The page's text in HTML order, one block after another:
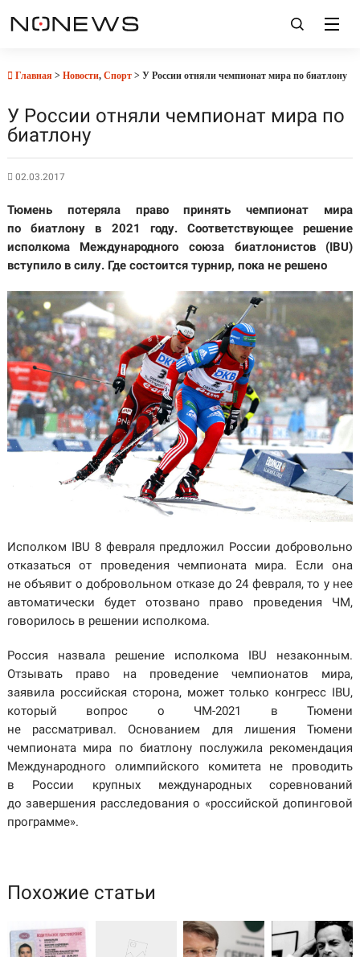
Главная > Новости, Спорт> У России отняли чемпионат мира по биатлону
У России отняли чемпионат мира по
биатлону
02.03.2017
Тюмень потеряла право принять чемпионат мира
по биатлону в 2021 году. Соответствующее решение
исполкома Международного союза биатлонистов (IBU)
вступило в силу. Где состоится турнир, пока не решено
Исполком IBU 8 февраля предложил России добровольно
отказаться от проведения чемпионата мира. Если она
не объявит о добровольном отказе до 24 февраля, то у нее
автоматически будет отозвано право проведения ЧМ,
говорилось в решении исполкома.
Россия назвала решение исполкома IBU незаконным.
Отзывать право на проведение чемпионатов мира,
заявила российская сторона, может только конгресс IBU,
который вопрос о ЧМ-2021 в Тюмени
не рассматривал. Основанием для лишения Тюмени
чемпионата мира по биатлону послужила рекомендация
Международного олимпийского комитета не проводить
в России крупных международных соревнований
до завершения расследования о «российской допинговой
программе».
Похожие статьи